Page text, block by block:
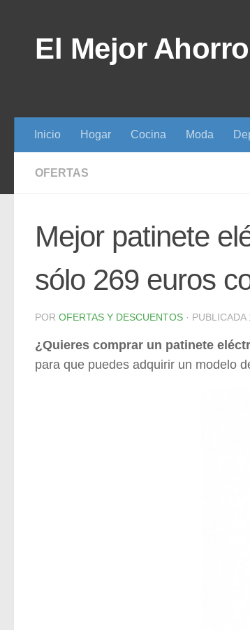
El Mejor Ahorro
Inicio Hogar Cocina Moda
OFERTAS
Mejor patinete
sólo 269 euros
POR OFERTAS Y DESCUENTOS · PUBLICADA
¿Quieres comprar un patinete
para que puedes adquirir un modelo